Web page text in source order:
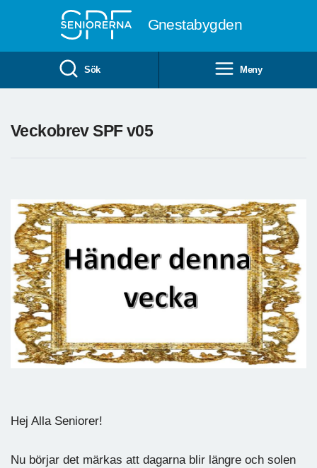
Gnestabygden
Sök Meny
Veckobrev SPF v05
Hej Alla Seniorer!
Nu börjar det märkas att dagarna blir längre och solen